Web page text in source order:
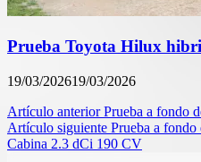
Prueba Toyota Hilux
19/03/202619/03/2026
Navegación
de
Artículo anterior Prueba a fondo
Artículo siguiente Prueba a
Cabina 2.3 dCi 190 CV